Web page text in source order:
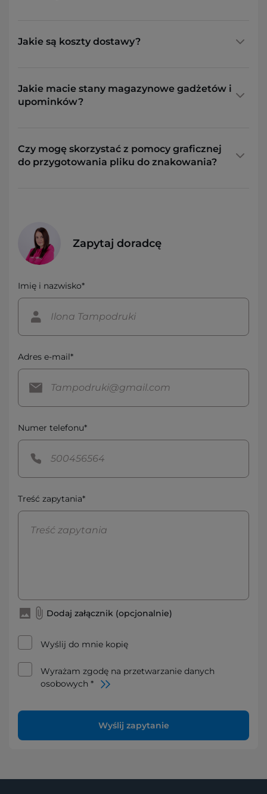
Jakie są koszty dostawy?
Jakie macie stany magazynowe gadżetów i
upominków?
Czy mogę skorzystać z pomocy graficznej
do przygotowania pliku do znakowania?
Zapytaj doradcę
Imię i nazwisko*
Adres e-mail*
Numer telefonu*
Treść zapytania*
Dodaj załącznik (opcjonalnie)
Wyślij do mnie kopię
Wyrażam zgodę na przetwarzanie danych
osobowych *
Wyślij zapytanie